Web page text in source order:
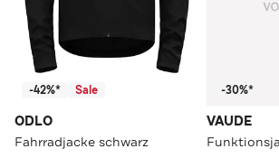
-42%* Sale
ODLO
Fahrradjacke schwarz
-30%*
VAUDE